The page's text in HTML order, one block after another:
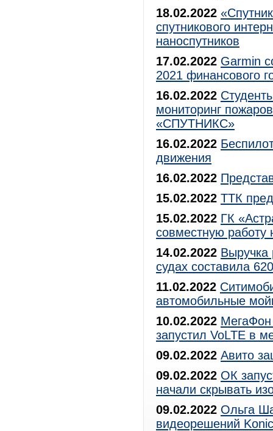
18.02.2022
спутникового
наноспутников
17.02.2022 Garmin
2021 финансового
16.02.2022
мониторинг
«СПУТНИКС»
16.02.2022
движения
16.02.2022
15.02.2022 ТТК
15.02.2022 ГК
совместную работу
14.02.2022 Выручка
судах составила
11.02.2022
автомобильные
10.02.2022 МегаФон
запустил VoLTE в
09.02.2022 Авито
09.02.2022 ОК
начали скрывать
09.02.2022 Ольга
видеорешений